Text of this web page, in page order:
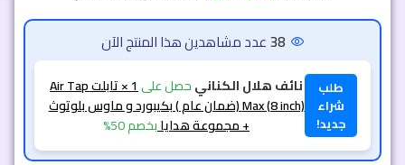
33عدد مشاهدين هذا المنتج الآن
طلب
شراء
جديد!
نائف هلال الكنانيحصل على
1 × تابلت Air Tap
Max (8 inch) (ضمان عام ) بكيبورد و ماوس بلوتوث
+ مجموعة هدايابخصم 50%